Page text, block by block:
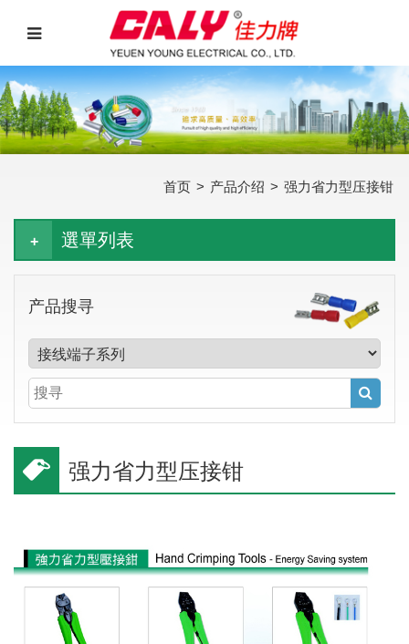
首页 > 产品介绍 > 强力省力型压接钳
選單列表
产品搜寻
强力省力型压接钳